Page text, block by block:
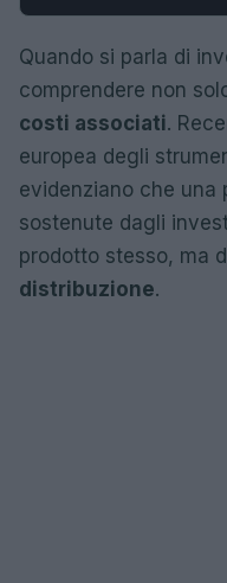
Quando si parla di
comprendere non
costi associati.
europea degli
evidenziano che una
sostenute dagli
prodotto stesso, ma
distribuzione.